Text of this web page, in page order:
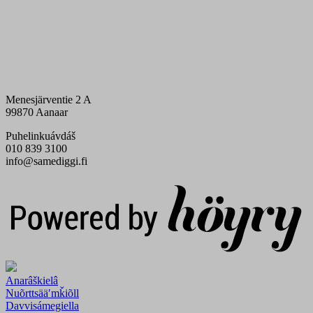
Menesjärventie 2 A
99870 Aanaar
Puhelinkuávdáš
010 839 3100
info@samediggi.fi
Anarâškielâ
Nuõrttsääʹmǩiõll
Davvisámegiella